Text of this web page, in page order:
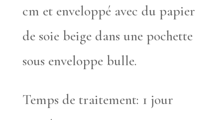
cm et enveloppé avec du papier
de soie beige dans une pochette
sous enveloppe bulle.
Temps de traitement: 1 jour